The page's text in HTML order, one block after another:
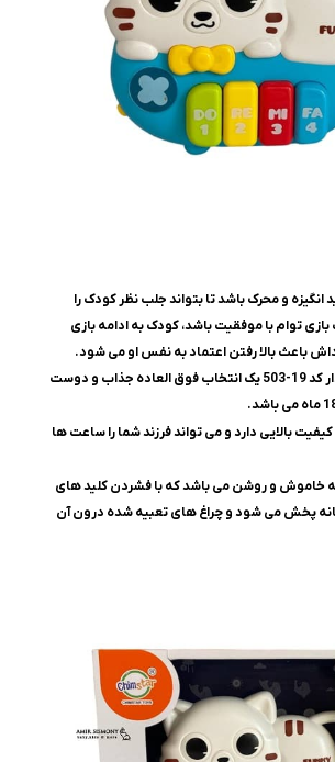
و محرک باشد تا بتواند جلب نظر کودک را
بازی توام با موفقیت باشد، کودک به ادامه بازی
باعث بالا رفتن اعتماد به نفس او می شود.
اسباب بازی گربه پیانو دار کد 19-503 یک انتخاب فوق العاده جذاب و دوست
کیفیت بالایی دارد و می تواند فرزند شما را ساعت ها
خاموش و روشن می باشد که با فشردن کلید های
پخش می شود و چراغ های تعبیه شده درون آن